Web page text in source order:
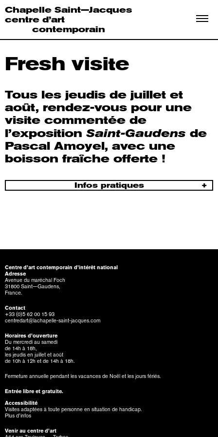
Chapelle Saint—Jacques
centre d’art
contemporain
Infos pratiques
Fresh visite
Tous les jeudis de juillet et
août, rendez-vous pour une
visite commentée de
l’exposition Saint-Gaudens de
Pascal Amoyel, avec une
boisson fraîche offerte !
Centre d’art contemporain d’intérêt national
Adresse
Avenue du maréchal Foch
31800 Saint—Gaudens,
France.
Contact
+33 (0)5 62 00 15 93
centredart@lachapelle-saint-jacques.com
Horaires d’ouverture
Du mercredi au samedi
de 14h à 18h,
les jeudis en juillet et août
de 10h à 12h et de 14h à 18h.
Fermeture annuelle pendant les vacances de Noël et les jours fériés.
Entrée libre et gratuite.
Accessibilité
Visites adaptées à toute personne en situation de handicap.
Plus d’infos
Venir au centre d’art